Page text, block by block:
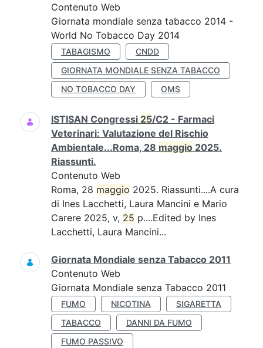
Contenuto Web
Giornata mondiale senza tabacco 2014 -
World No Tobacco Day 2014
TABAGISMO
CNDD
GIORNATA MONDIALE SENZA TABACCO
NO TOBACCO DAY
OMS
ISTISAN Congressi 25/C2 - Farmaci
Veterinari: Valutazione del Rischio
Ambientale...Roma, 28 maggio 2025.
Riassunti.
Contenuto Web
Roma, 28 maggio 2025. Riassunti....A cura
di Ines Lacchetti, Laura Mancini e Mario
Carere 2025, v, 25 p....Edited by Ines
Lacchetti, Laura Mancini...
Giornata Mondiale senza Tabacco 2011
Contenuto Web
Giornata Mondiale senza Tabacco 2011
FUMO NICOTINA
SIGARETTA
TABACCO
DANNI DA FUMO
FUMO PASSIVO